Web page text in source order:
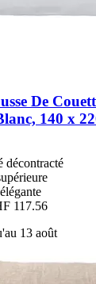
De
140 x
décontracté
117.56
13 août